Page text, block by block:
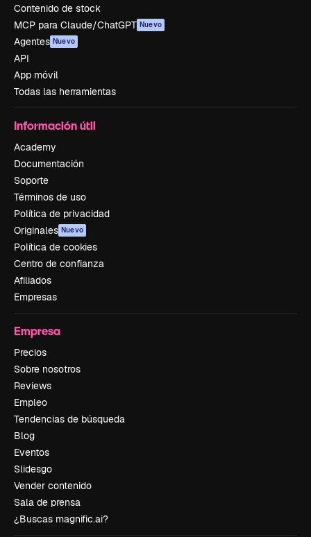
Contenido de stock
MCP para Claude/ChatGPT Nuevo
Agentes Nuevo
API
App móvil
Todas las herramientas
Información útil
Academy
Documentación
Soporte
Términos de uso
Política de privacidad
Originales Nuevo
Política de cookies
Centro de confianza
Afiliados
Empresas
Empresa
Precios
Sobre nosotros
Reviews
Empleo
Tendencias de búsqueda
Blog
Eventos
Slidesgo
Vender contenido
Sala de prensa
¿Buscas magnific.ai?